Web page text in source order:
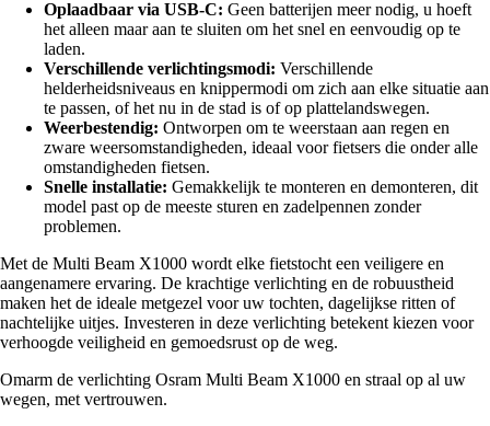
Oplaadbaar via USB-C: Geen batterijen meer nodig, u hoeft
het alleen maar aan te sluiten om het snel en eenvoudig op te
laden.
Verschillende verlichtingsmodi: Verschillende
helderheidsniveaus en knippermodi om zich aan elke situatie aan
te passen, of het nu in de stad is of op plattelandswegen.
Weerbestendig: Ontworpen om te weerstaan aan regen en
zware weersomstandigheden, ideaal voor fietsers die onder alle
omstandigheden fietsen.
Snelle installatie: Gemakkelijk te monteren en demonteren, dit
model past op de meeste sturen en zadelpennen zonder
problemen.
Met de Multi Beam X1000 wordt elke fietstocht een veiligere en
aangenamere ervaring. De krachtige verlichting en de robuustheid
maken het de ideale metgezel voor uw tochten, dagelijkse ritten of
nachtelijke uitjes. Investeren in deze verlichting betekent kiezen voor
verhoogde veiligheid en gemoedsrust op de weg.
Omarm de verlichting Osram Multi Beam X1000 en straal op al uw
wegen, met vertrouwen.